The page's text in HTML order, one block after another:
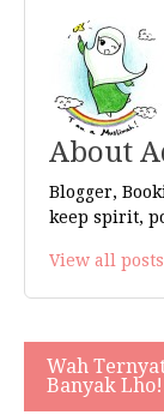
About
Blogger,
keep spirit,
View all
Wah
Banyak Lho!